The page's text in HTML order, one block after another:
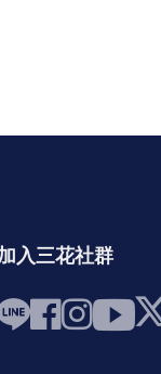
入三花社群